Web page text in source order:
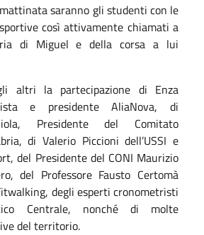
saranno gli studenti con le
così attivamente chiamati a
di Miguel e della corsa a lui
altri la partecipazione di Enza
e presidente AliaNova, di
Presidente del Comitato
di Valerio Piccioni dell’USSI e
del Presidente del CONI Maurizio
del Professore Fausto Certomà
degli esperti cronometristi
Centrale, nonché di molte
del territorio.